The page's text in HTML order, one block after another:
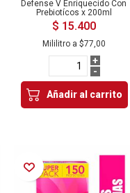
Defense V Enriquecido Con
Prebiotícos x 200ml
$ 15.400
Mililitro a $77,00
+
-
Añadir al carrito
Añadir a la Lista de Deseos